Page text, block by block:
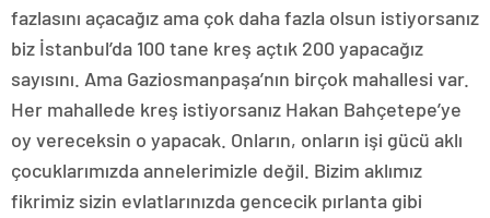
fazlasını açacağız ama çok daha fazla olsun istiyorsanız
biz İstanbul’da 100 tane kreş açtık 200 yapacağız
sayısını. Ama Gaziosmanpaşa’nın birçok mahallesi var.
Her mahallede kreş istiyorsanız Hakan Bahçetepe’ye
oy vereceksin o yapacak. Onların, onların işi gücü aklı
çocuklarımızda annelerimizle değil. Bizim aklımız
fikrimiz sizin evlatlarınızda gencecik pırlanta gibi